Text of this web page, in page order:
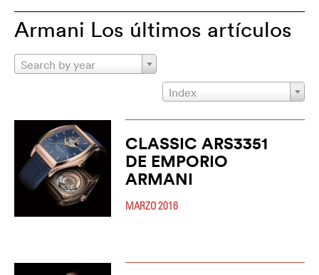
Armani Los últimos artículos
Search by year
Index
CLASSIC ARS3351
DE EMPORIO
ARMANI
MARZO 2016